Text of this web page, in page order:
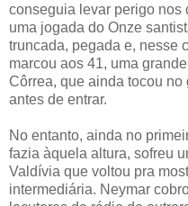
conseguia levar perigo nos
uma jogada do Onze
truncada, pegada e, nesse
marcou aos 41, uma
Côrrea, que ainda tocou
antes de entrar.
No entanto, ainda no
fazia àquela altura, sofreu
Valdívia que voltou pra
intermediária. Neymar